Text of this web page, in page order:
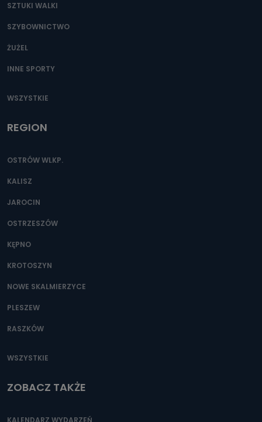
SZTUKI WALKI
SZYBOWNICTWO
ŻUŻEL
INNE SPORTY
WSZYSTKIE
REGION
OSTRÓW WLKP.
KALISZ
JAROCIN
OSTRZESZÓW
KĘPNO
KROTOSZYN
NOWE SKALMIERZYCE
PLESZEW
RASZKÓW
WSZYSTKIE
ZOBACZ TAKŻE
KALENDARZ WYDARZEŃ